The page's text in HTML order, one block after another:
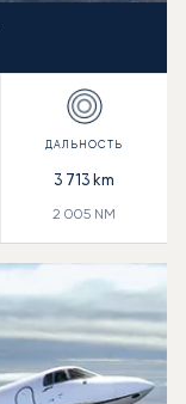
3 713 km
2 005 NM